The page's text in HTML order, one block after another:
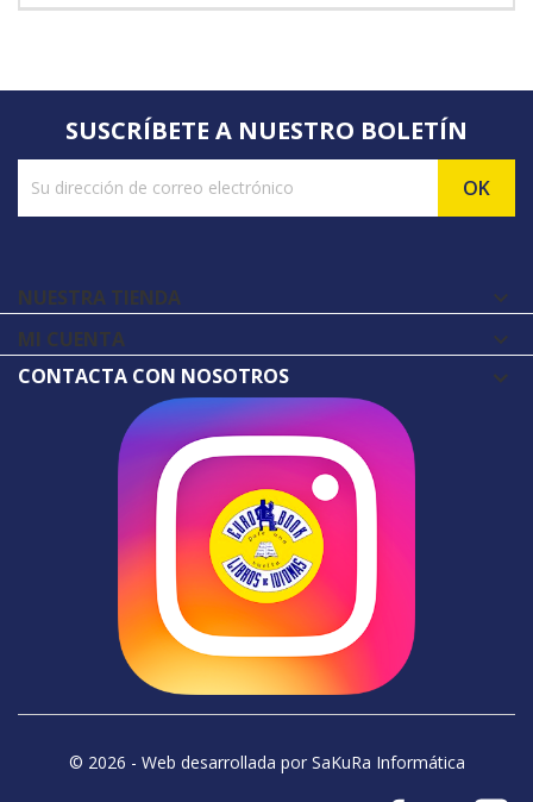
SUSCRÍBETE A NUESTRO BOLETÍN
NUESTRA TIENDA 
MI CUENTA 
CONTACTA CON NOSOTROS
© 2026 - Web desarrollada por SaKuRa Informática